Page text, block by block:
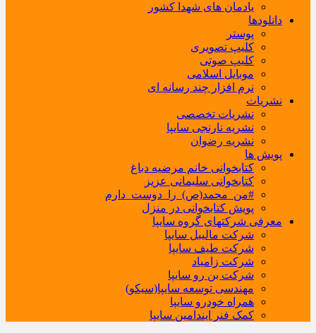
یادمان های شهدا کشور
دانلودها
پوستر
کلیپ تصویری
کلیپ صوتی
موبایل اسلامی
نرم افزار چند رسانه ای
نشریات
نشریات تخصصی
نشریه نارنجی سایپا
نشریه رضوان
پویش ها
کتابخوانی خانم مرضیه دباغ
کتابخوانی سلیمانی عزیز
#من_محمد(ص)_را_دوست_دارم
پویش کتابخوانی در منزل
معرفی شرکتهای گروه سایپا
شرکت مالیبل سایپا
شرکت طیف سایپا
شرکت زامیاد
شرکت بن رو سایپا
مهندسی توسعه سایپا(سیکو)
همراه خودرو سایپا
کمک فنر ایندامین سایپا